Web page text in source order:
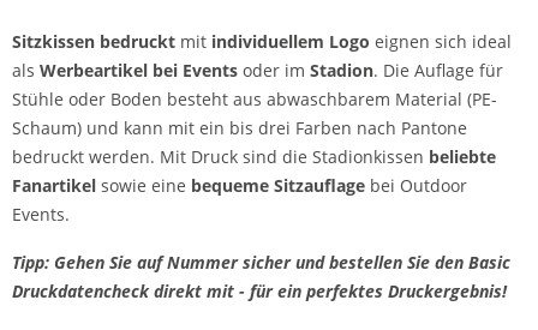
Sitzkissen bedruckt mit individuellem Logo eignen sich ideal
als Werbeartikel bei Events oder im Stadion. Die Auflage für
Stühle oder Boden besteht aus abwaschbarem Material (PE-
Schaum) und kann mit ein bis drei Farben nach Pantone
bedruckt werden. Mit Druck sind die Stadionkissen beliebte
Fanartikel sowie eine bequeme Sitzauflage bei Outdoor
Events.
Tipp: Gehen Sie auf Nummer sicher und bestellen Sie den Basic
Druckdatencheck direkt mit - für ein perfektes Druckergebnis!